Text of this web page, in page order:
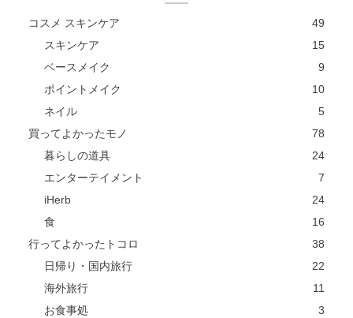
コスメ スキンケア
49
スキンケア
15
ベースメイク
9
ポイントメイク
10
ネイル
5
買ってよかったモノ
78
暮らしの道具
24
エンターテイメント
7
iHerb
24
食
16
行ってよかったトコロ
38
日帰り・国内旅行
22
海外旅行
11
お食事処
3